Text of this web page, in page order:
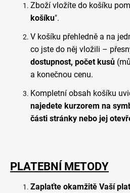
Zboží vložíte do košíku
košíku".
V košíku přehledně a na
co jste do něj vložili –
dostupnost, počet kusů
a konečnou cenu.
Kompletní obsah košíku
najedete kurzorem na
části stránky nebo jej
PLATEBNÍ METODY
Zaplaťte okamžitě Vaší